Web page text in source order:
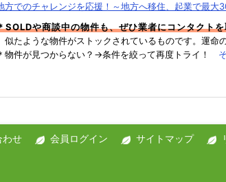
方でのチャレンジを応援！～地方へ移住、起業で最大
SOLDや商談中の物件も、ぜひ業者にコンタクト
似たような物件がストックされているものです。運命
物件が見つからない？→条件を絞って再度トライ！
わせ 会員ログイン サイトマップ